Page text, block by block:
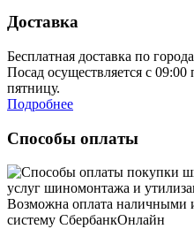
Доставка
Бесплатная доставка по
Посад осуществляется с
пятницу.
Подробнее
Способы оплаты
Возможна оплата наличными
систему СбербанкОнлайн